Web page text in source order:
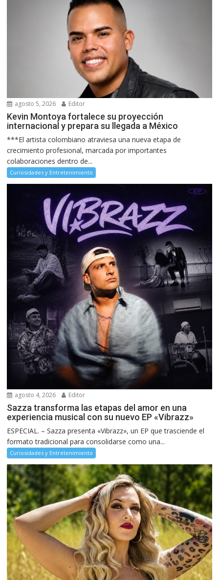
agosto 5, 2026 Editor
Kevin Montoya fortalece su proyección
internacional y prepara su llegada a México
***El artista colombiano atraviesa una nueva etapa de
crecimiento profesional, marcada por importantes
colaboraciones dentro de...
Curiosidades y Entretenimiento
agosto 4, 2026 Editor
Sazza transforma las etapas del amor en una
experiencia musical con su nuevo EP «Vibrazz»
ESPECIAL. – Sazza presenta «Vibrazz», un EP que trasciende el
formato tradicional para consolidarse como una...
Curiosidades y Entretenimiento